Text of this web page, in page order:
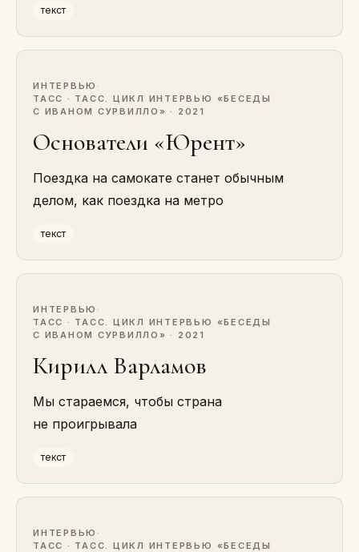
текст
ИНТЕРВЬЮ ·
ТАСС · ТАСС. ЦИКЛ ИНТЕРВЬЮ «БЕСЕДЫ
С ИВАНОМ СУРВИЛЛО» · 2021
Основатели «Юрент»
Поездка на самокате станет обычным
делом, как поездка на метро
текст
ИНТЕРВЬЮ ·
ТАСС · ТАСС. ЦИКЛ ИНТЕРВЬЮ «БЕСЕДЫ
С ИВАНОМ СУРВИЛЛО» · 2021
Кирилл Варламов
Мы стараемся, чтобы страна
не проигрывала
текст
ИНТЕРВЬЮ ·
ТАСС · ТАСС. ЦИКЛ ИНТЕРВЬЮ «БЕСЕДЫ